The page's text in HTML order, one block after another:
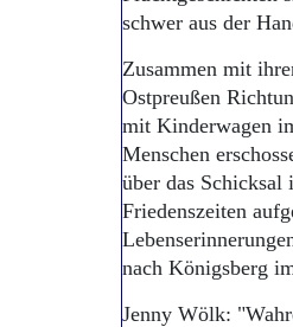
schwer aus der
Zusammen mit
Ostpreußen
mit Kinderwagen
Menschen
über das
Friedenszeiten
nach Königsberg
Jenny Wölk: